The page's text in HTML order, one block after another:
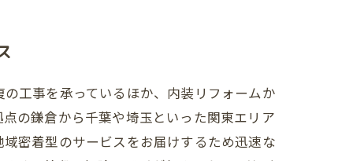
工事を承っているほか、内装リフォームか
の鎌倉から千葉や埼玉といった関東エリア
密着型のサービスをお届けするため迅速な